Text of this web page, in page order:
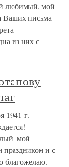
любимый, мой
Ваших письма
из них с
1941 г.
мой
и с
благожелаю.